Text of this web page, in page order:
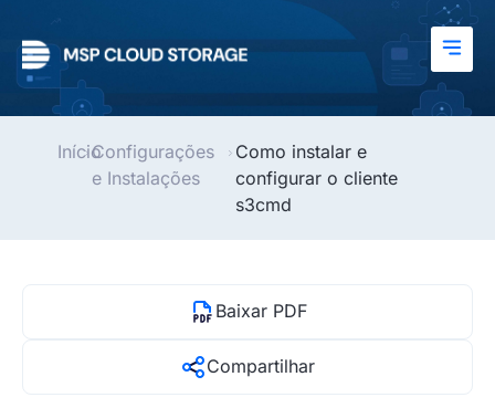
InícioConfigurações
e Instalações
Como instalar e
configurar o cliente
s3cmd
Baixar PDF
Compartilhar